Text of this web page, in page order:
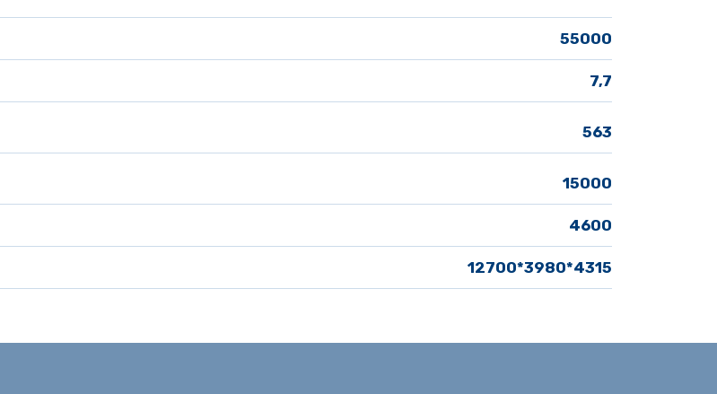
55000
7,7
563
15000
4600
12700*3980*4315